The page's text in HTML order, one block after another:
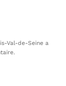
Val-de-Seine a